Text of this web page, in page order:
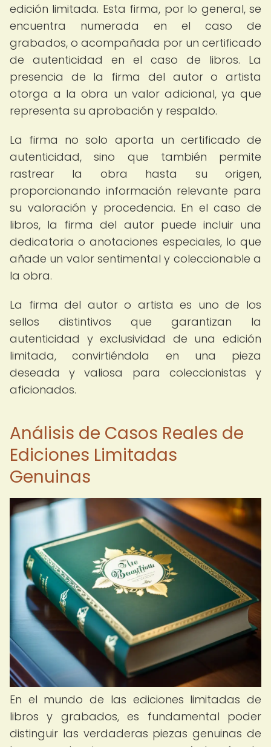
edición limitada. Esta firma, por lo general, se
encuentra numerada en el caso de
grabados, o acompañada por un certificado
de autenticidad en el caso de libros. La
presencia de la firma del autor o artista
otorga a la obra un valor adicional, ya que
representa su aprobación y respaldo.
La firma no solo aporta un certificado de
autenticidad, sino que también permite
rastrear la obra hasta su origen,
proporcionando información relevante para
su valoración y procedencia. En el caso de
libros, la firma del autor puede incluir una
dedicatoria o anotaciones especiales, lo que
añade un valor sentimental y coleccionable a
la obra.
La firma del autor o artista es uno de los
sellos distintivos que garantizan la
autenticidad y exclusividad de una edición
limitada, convirtiéndola en una pieza
deseada y valiosa para coleccionistas y
aficionados.
Análisis de Casos Reales de
Ediciones Limitadas
Genuinas
En el mundo de las ediciones limitadas de
libros y grabados, es fundamental poder
distinguir las verdaderas piezas genuinas de